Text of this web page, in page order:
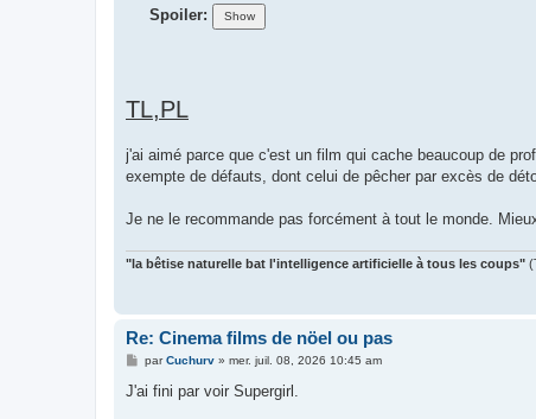
Spoiler:
TL,PL
j'ai aimé parce que c'est un film qui cache beaucoup de
exempte de défauts, dont celui de pêcher par excès de
Je ne le recommande pas forcément à tout le monde.
"la bêtise naturelle bat l'intelligence artificielle à tous les coups"
Re: Cinema films de nöel ou pas
M
s
parCuchurv» mer. juil. 08, 2026 10:45 am
J'ai fini par voir Supergirl.